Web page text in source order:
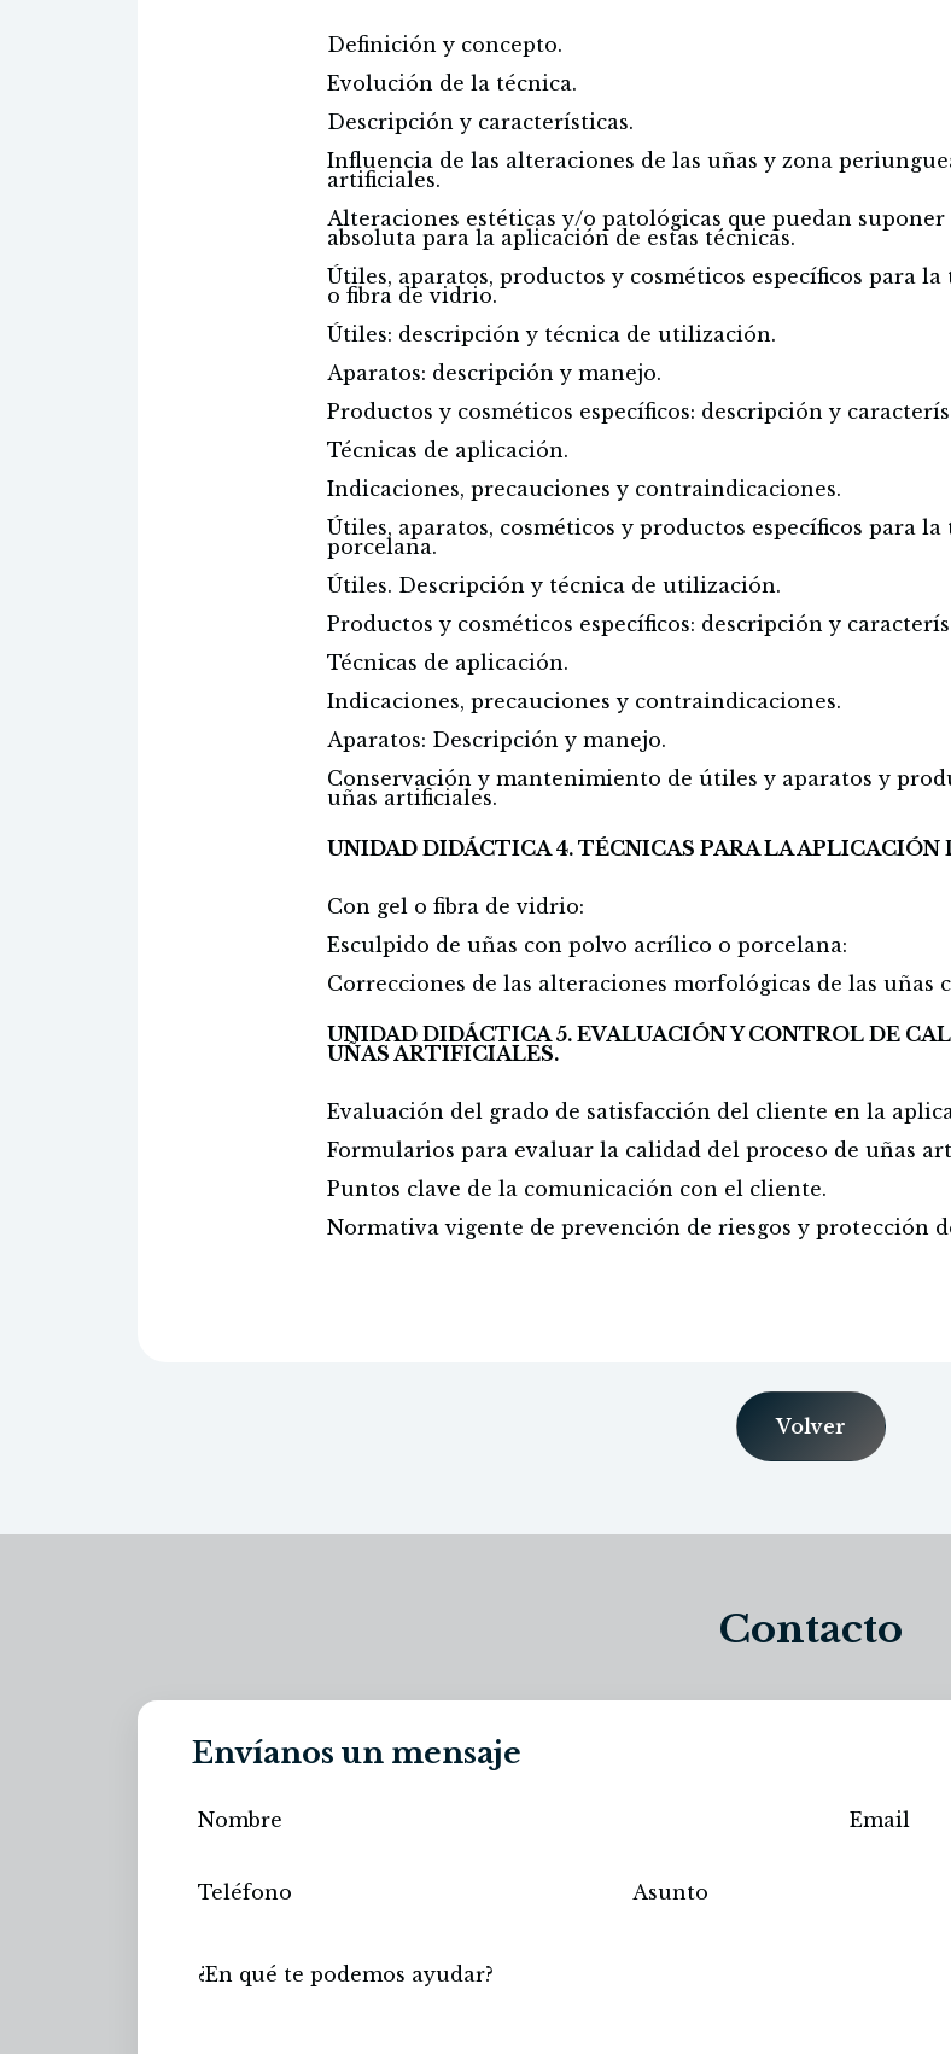
Definición y concepto.
Evolución de la técnica.
Descripción y características.
Influencia de las alteraciones de las uñas y zona
artificiales.
Alteraciones estéticas y/o patológicas que puedan
absoluta para la aplicación de estas técnicas.
Útiles, aparatos, productos y cosméticos específicos para
o fibra de vidrio.
Útiles: descripción y técnica de utilización.
Aparatos: descripción y manejo.
Productos y cosméticos específicos: descripción y
Técnicas de aplicación.
Indicaciones, precauciones y contraindicaciones.
Útiles, aparatos, cosméticos y productos específicos para
porcelana.
Útiles. Descripción y técnica de utilización.
Productos y cosméticos específicos: descripción y
Técnicas de aplicación.
Indicaciones, precauciones y contraindicaciones.
Aparatos: Descripción y manejo.
Conservación y mantenimiento de útiles y aparatos y
uñas artificiales.
UNIDAD DIDÁCTICA 4. TÉCNICAS PARA LA APLICACIÓN
Con gel o fibra de vidrio:
Esculpido de uñas con polvo acrílico o porcelana:
Correcciones de las alteraciones morfológicas de las uñas
UNIDAD DIDÁCTICA 5. EVALUACIÓN Y CONTROL DE
UÑAS ARTIFICIALES.
Evaluación del grado de satisfacción del cliente en la
Formularios para evaluar la calidad del proceso de uñas
Puntos clave de la comunicación con el cliente.
Normativa vigente de prevención de riesgos y protección
Volver
Contacto
Envíanos un mensaje